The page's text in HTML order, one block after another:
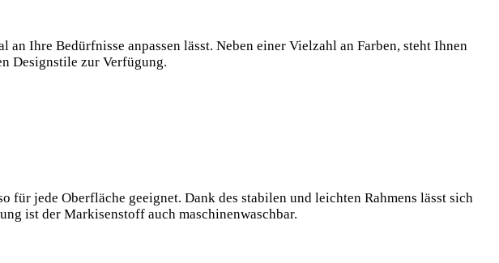
Ihre Bedürfnisse anpassen lässt. Neben einer Vielzahl an Farben, steht Ihnen
Designstile zur Verfügung.
jede Oberfläche geeignet. Dank des stabilen und leichten Rahmens lässt sich
ist der Markisenstoff auch maschinenwaschbar.